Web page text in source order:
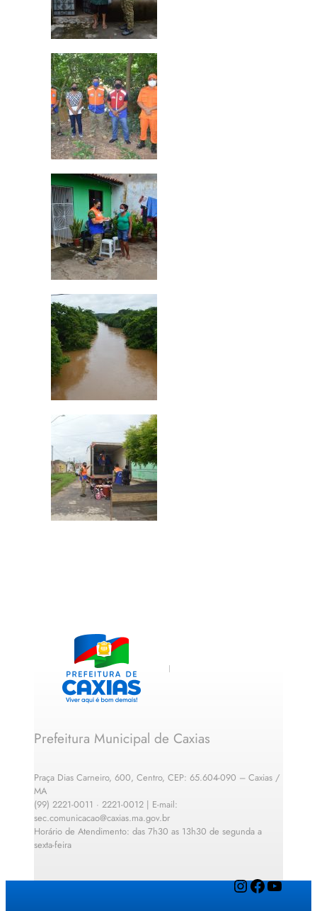
Prefeitura Municipal de Caxias
Praça Dias Carneiro, 600, Centro, CEP: 65.604-090 – Caxias /
MA
(99) 2221-0011 · 2221-0012 | E-mail:
sec.comunicacao@caxias.ma.gov.br
Horário de Atendimento: das 7h30 as 13h30 de segunda a
sexta-feira
InstagramFacebook YouTube